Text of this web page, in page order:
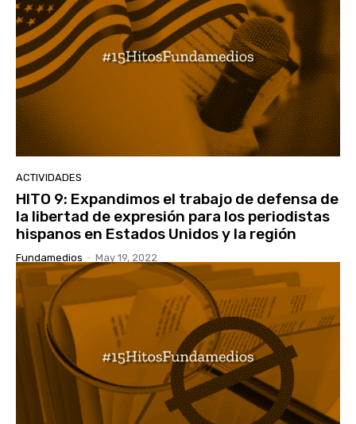
ACTIVIDADES
HITO 9: Expandimos el trabajo de defensa de
la libertad de expresión para los periodistas
hispanos en Estados Unidos y la región
Fundamedios - May 19, 2022